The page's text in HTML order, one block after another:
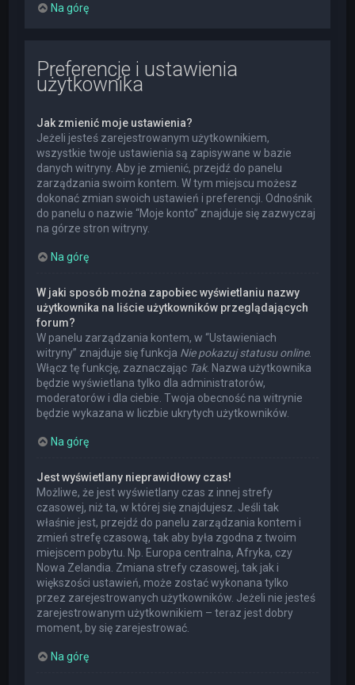
Na górę
Preferencje i ustawienia
użytkownika
Jak zmienić moje ustawienia?
Jeżeli jesteś zarejestrowanym użytkownikiem,
wszystkie twoje ustawienia są zapisywane w bazie
danych witryny. Aby je zmienić, przejdź do panelu
zarządzania swoim kontem. W tym miejscu możesz
dokonać zmian swoich ustawień i preferencji. Odnośnik
do panelu o nazwie “Moje konto” znajduje się zazwyczaj
na górze stron witryny.
Na górę
W jaki sposób można zapobiec wyświetlaniu nazwy
użytkownika na liście użytkowników przeglądających
forum?
W panelu zarządzania kontem, w “Ustawieniach
witryny” znajduje się funkcja Nie pokazuj statusu online.
Włącz tę funkcję, zaznaczając Tak. Nazwa użytkownika
będzie wyświetlana tylko dla administratorów,
moderatorów i dla ciebie. Twoja obecność na witrynie
będzie wykazana w liczbie ukrytych użytkowników.
Na górę
Jest wyświetlany nieprawidłowy czas!
Możliwe, że jest wyświetlany czas z innej strefy
czasowej, niż ta, w której się znajdujesz. Jeśli tak
właśnie jest, przejdź do panelu zarządzania kontem i
zmień strefę czasową, tak aby była zgodna z twoim
miejscem pobytu. Np. Europa centralna, Afryka, czy
Nowa Zelandia. Zmiana strefy czasowej, tak jak i
większości ustawień, może zostać wykonana tylko
przez zarejestrowanych użytkowników. Jeżeli nie jesteś
zarejestrowanym użytkownikiem – teraz jest dobry
moment, by się zarejestrować.
Na górę